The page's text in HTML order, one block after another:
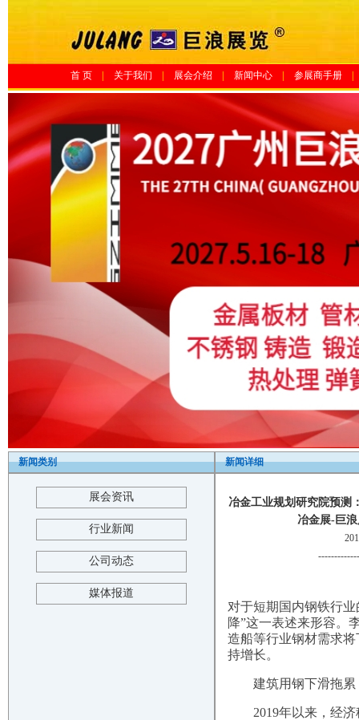
首 页 关于我们 展会介绍 新闻中心 参展商手册|
新闻类别
展会资讯
行业新闻
公司动态
媒体报道
新闻详细
冶金工业规划研究院预测
冶金展-巨
对于短期国内钢铁行
降”这一表述来形容。
造船等行业钢材需求
持增长。
建筑用钢下滑拖累
2019年以来，经济